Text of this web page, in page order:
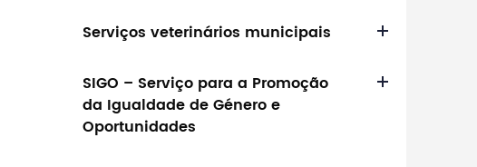
Serviços veterinários municipais
SIGO – Serviço para a Promoção
da Igualdade de Género e
Oportunidades